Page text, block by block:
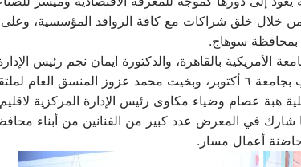
من خلال خلق شراكات مع كافة الروافد المؤسسية، وعلى
بمحافظة سوهاج.
الأمريكية بالقاهرة، والدكتورة ايمان نجم رئيس
للشئون الأدبية والمسابقات بالمجلس الأعلي للثقافة، والدكتور عايدى علي جمعة أستاذ العلوم الحديثة والآداب بجامعة ٦ أكتوبر، وبخيت
هبة عصام وضياء مكاوى رئيس الإدارة المركزية
شارك في المعرض عدد كبير من الفنانين من أبناء
أعمال مسار.